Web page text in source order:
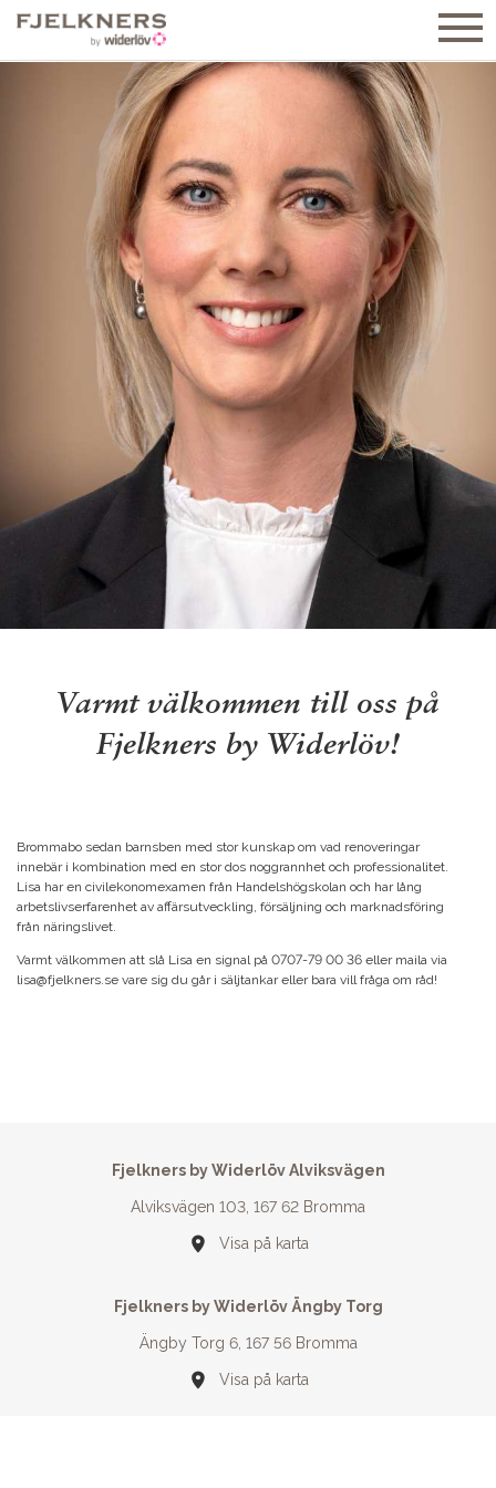
– VILLOR
– BOSTADSRÄTTER
– SÅLDA
NYPRODUKTION
SÄLJA
REFERENSER
OMRÅDEN
OM FJELKNERS
KONTAKT
Varmt välkommen till oss på
Fjelkners by Widerlöv!
Brommabo sedan barnsben med stor kunskap om vad renoveringar
innebär i kombination med en stor dos noggrannhet och professionalitet.
Lisa har en civilekonomexamen från Handelshögskolan och har lång
arbetslivserfarenhet av affärsutveckling, försäljning och marknadsföring
från näringslivet.
Varmt välkommen att slå Lisa en signal på 0707-79 00 36 eller maila via
lisa@fjelkners.se vare sig du går i säljtankar eller bara vill fråga om råd!
Fjelkners by Widerlöv Alviksvägen
Alviksvägen 103, 167 62 Bromma
Visa på karta
Fjelkners by Widerlöv Ängby Torg
Ängby Torg 6, 167 56 Bromma
Visa på karta